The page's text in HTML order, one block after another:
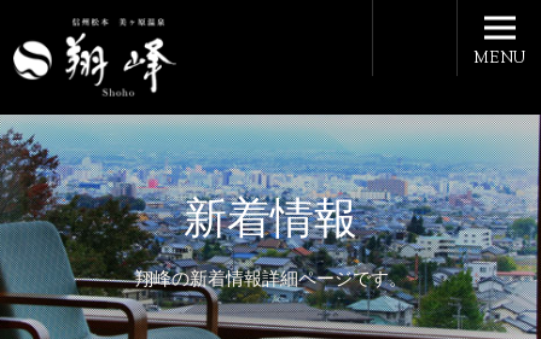
新着情報
翔峰の新着情報詳細ページです。
MENU